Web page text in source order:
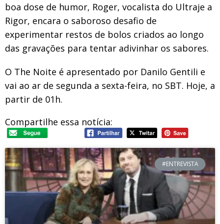
boa dose de humor, Roger, vocalista do Ultraje a
Rigor, encara o saboroso desafio de
experimentar restos de bolos criados ao longo
das gravações para tentar adivinhar os sabores.
O The Noite é apresentado por Danilo Gentili e
vai ao ar de segunda a sexta-feira, no SBT. Hoje, a
partir de 01h.
Compartilhe essa notícia:
#ENTREVISTA